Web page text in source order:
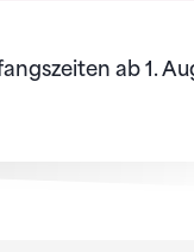
ab 1.